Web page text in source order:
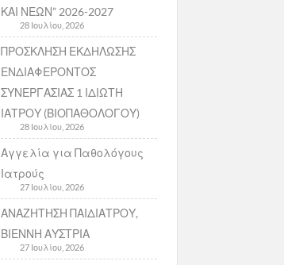
ΚΑΙ ΝΕΩΝ” 2026-2027
28 Ιουλίου, 2026
ΠΡΟΣΚΛΗΣΗ ΕΚΔΗΛΩΣΗΣ
ΕΝΔΙΑΦΕΡΟΝΤΟΣ
ΣΥΝΕΡΓΑΣΙΑΣ 1 ΙΔΙΩΤΗ
ΙΑΤΡΟΥ (ΒΙΟΠΑΘΟΛΟΓΟΥ)
28 Ιουλίου, 2026
Αγγελία για Παθολόγους
Ιατρούς
27 Ιουλίου, 2026
ΑΝΑΖΗΤΗΣΗ ΠΑΙΔΙΑΤΡΟΥ,
ΒΙΕΝΝΗ ΑΥΣΤΡΙΑ
27 Ιουλίου, 2026